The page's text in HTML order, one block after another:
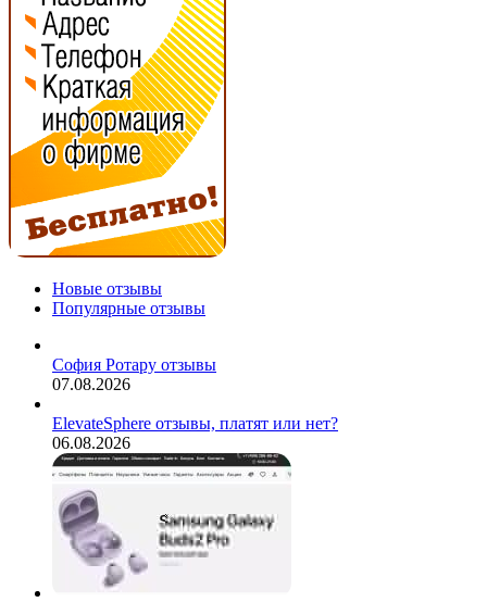
Новые отзывы
Популярные отзывы
София Ротару отзывы
07.08.2026
ElevateSphere отзывы, платят или нет?
06.08.2026